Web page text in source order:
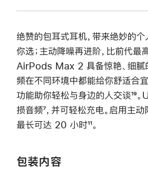
绝赞的包耳式耳机，带来绝妙的
你选；主动降噪再进阶，比前代
AirPods Max 2 具备惊艳、细腻
频在不同环境中都能给你舒适合
功能助你轻松与身边的人交谈脚
注
¹⁹
损音频脚
注
⁷，并可轻松充电。启用主
最长可达 20 小时脚
¹¹。
包装内容